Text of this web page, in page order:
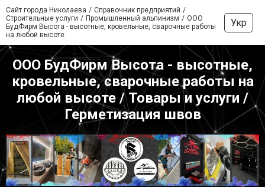
Сайт города Николаева
Справочник предприятий
Строительные услуги
Промышленный альпинизм
ООО
БудФирм Высота - высотные, кровельные, сварочные работы
на любой высоте
Укр
ООО БудФирм Высота - высотные,
кровельные, сварочные работы на
любой высоте / Товары и услуги /
Герметизация швов